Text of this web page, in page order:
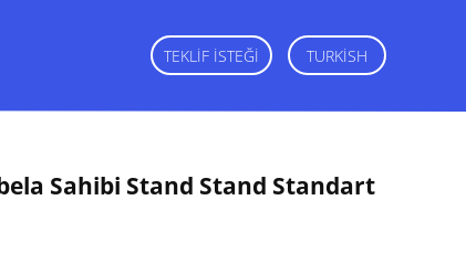
TEKLIF ISTEĞI TURKISH
Sahibi Stand Stand Standart